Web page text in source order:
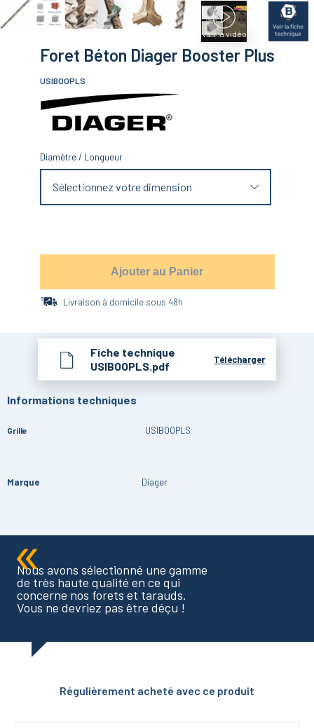
Voir la vidéo
Foret Béton Diager Booster Plus
USIBOOPLS
Diamètre/ Longueur
Sélectionnez votre dimension
Ajouter au Panier
Livraison à domicile sous 48h
Fiche technique
USIBOOPLS.pdf
Télécharger
Informations techniques
Grille USIBOOPLS
Marque Diager
Nous avons sélectionné une gamme
de très haute qualité en ce qui
concerne nos forets et tarauds.
Vous ne devriez pas être déçu !
Régulièrement acheté avec ce produit